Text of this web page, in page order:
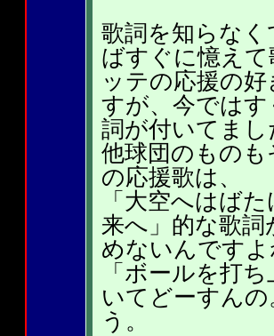
歌詞を知らな
ばすぐに憶え
ッテの応援の
すが、今では
詞が付いてま
他球団のもの
の応援歌は、
「大空へはば
来へ」的な歌
めないんです
「ボールを打
いてどーすん
う。